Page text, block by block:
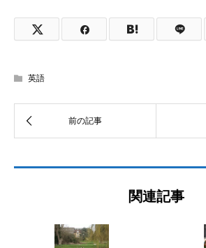
英語
関連記事